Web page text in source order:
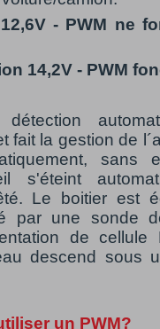
- PWM ne
14,2V - PWM
fait la gestion de
sans
s'éteint
Le boitier est
par une sonde
de cellule
descend sous
un PWM?